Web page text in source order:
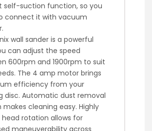
self-suction function, so you
connect it with vacuum
wall sander is a powerful
can adjust the speed
600rpm and 1900rpm to suit
The 4 amp motor brings
efficiency from your
disc. Automatic dust removal
makes cleaning easy. Highly
head rotation allows for
maneuverability across